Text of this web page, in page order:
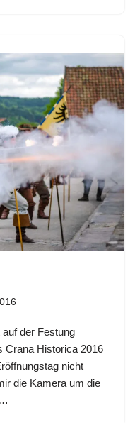
der Festung
Crana Historica 2016
nicht
die Kamera um die